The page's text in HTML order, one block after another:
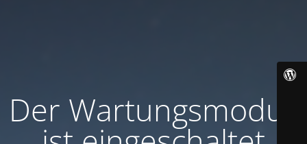
Der Wartungsmodus